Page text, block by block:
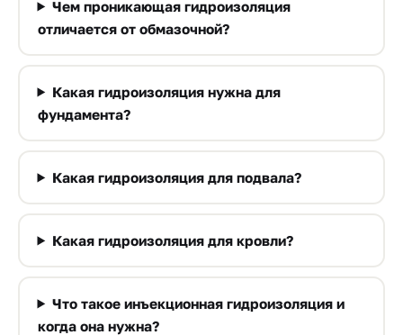
Чем проникающая гидроизоляция
отличается от обмазочной?
Какая гидроизоляция нужна для
фундамента?
Какая гидроизоляция для подвала?
Какая гидроизоляция для кровли?
Что такое инъекционная гидроизоляция и
когда она нужна?